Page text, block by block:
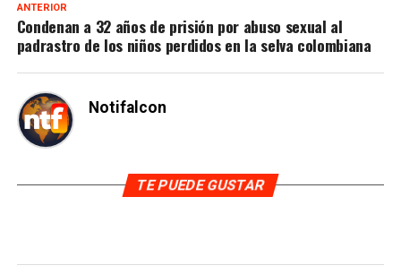
ANTERIOR
Condenan a 32 años de prisión por abuso sexual al
padrastro de los niños perdidos en la selva colombiana
Notifalcon
TE PUEDE GUSTAR